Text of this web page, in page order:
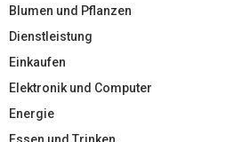
Blumen und Pflanzen
Dienstleistung
Einkaufen
Elektronik und Computer
Energie
Essen und Trinken